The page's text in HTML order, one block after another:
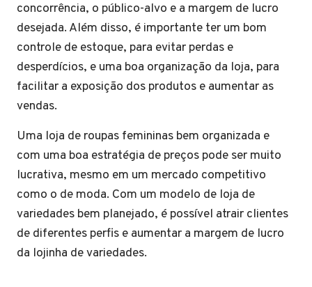
concorrência, o público-alvo e a margem de lucro
desejada. Além disso, é importante ter um bom
controle de estoque, para evitar perdas e
desperdícios, e uma boa organização da loja, para
facilitar a exposição dos produtos e aumentar as
vendas.
Uma loja de roupas femininas bem organizada e
com uma boa estratégia de preços pode ser muito
lucrativa, mesmo em um mercado competitivo
como o de moda. Com um modelo de loja de
variedades bem planejado, é possível atrair clientes
de diferentes perfis e aumentar a margem de lucro
da lojinha de variedades.